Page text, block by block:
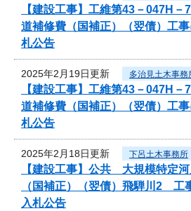
【建設工事】工維第43－047H
道補修費（国補正）（翌債）工
札公告
2025年2月19日更新 多治見土木事務
【建設工事】工維第43－047H
道補修費（国補正）（翌債）工
札公告
2025年2月18日更新 下呂土木事務所
【建設工事】公共 大規模特定河
（国補正）（翌債）飛騨川2 工
入札公告